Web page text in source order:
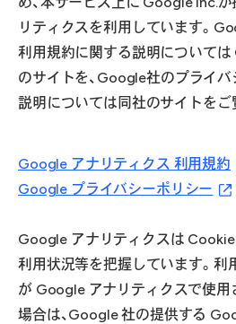
リティクスを利用しています。
利用規約に関する説明について
のサイトを、Google社のプライ
説明については同社のサイトをご
Google アナリティクス 利用規約
Google プライバシーポリシー
Google アナリティクスは
利用状況等を把握しています。利
が Google アナリティクスで使用
場合は、Google 社の提供する